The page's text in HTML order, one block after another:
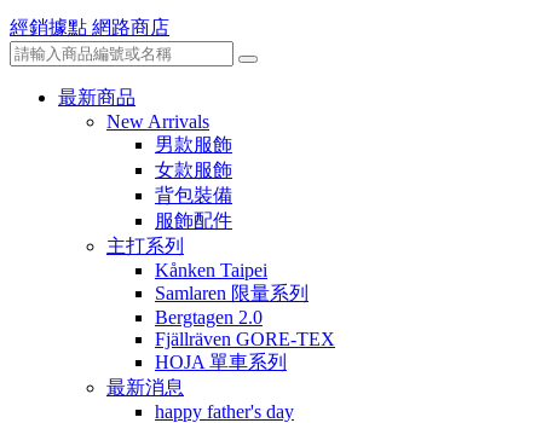
經銷據點 網路商店
最新商品
New Arrivals
男款服飾
女款服飾
背包裝備
服飾配件
主打系列
Kånken Taipei
Samlaren 限量系列
Bergtagen 2.0
Fjällräven GORE-TEX
HOJA 單車系列
最新消息
happy father's day